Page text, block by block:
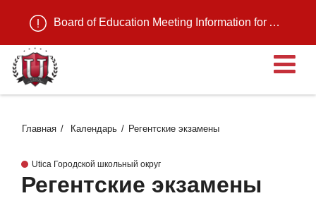
Board of Education Meeting Information for August 11, 2026
Главная Календарь Регентские экзамены
Utica Городской школьный округ
Регентские экзамены